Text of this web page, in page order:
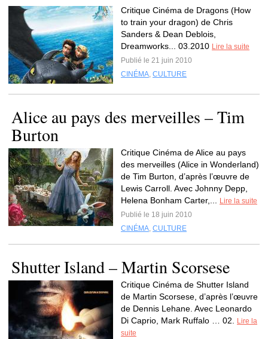
Critique Cinéma de Dragons (How
to train your dragon) de Chris
Sanders & Dean Deblois,
Dreamworks... 03.2010 Lire la suite
Publié le 21 juin 2010
CINÉMA, CULTURE
Alice au pays des merveilles – Tim
Burton
Critique Cinéma de Alice au pays
des merveilles (Alice in Wonderland)
de Tim Burton, d’après l’œuvre de
Lewis Carroll. Avec Johnny Depp,
Helena Bonham Carter,...
Lire la suite
Publié le 18 juin 2010
CINÉMA, CULTURE
Shutter Island – Martin Scorsese
Critique Cinéma de Shutter Island
de Martin Scorsese, d’après l’œuvre
de Dennis Lehane. Avec Leonardo
Di Caprio, Mark Ruffalo … 02.
Lire la
suite